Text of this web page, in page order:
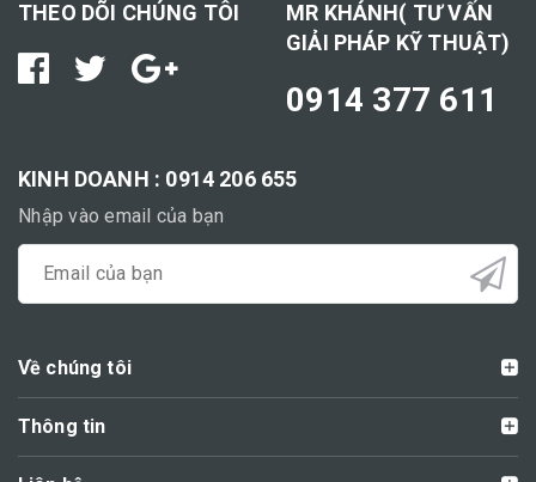
THEO DÕI CHÚNG TÔI
MR KHÁNH( TƯ VẤN
GIẢI PHÁP KỸ THUẬT)
0914 377 611
KINH DOANH : 0914 206 655
Nhập vào email của bạn
Về chúng tôi
Thông tin